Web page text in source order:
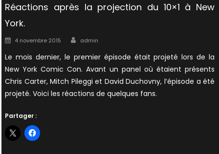
Réactions après la projection du 10×1 à New
York.
Posted
4 novembre 2015 Author
admin
Le mois dernier, le premier épisode était projeté lors de la
New York Comic Con. Avant un panel où étaient présents
Chris Carter, Mitch Pileggi et David Duchovny, l’épisode a été
projeté. Voici les réactions de quelques fans.
Partager :